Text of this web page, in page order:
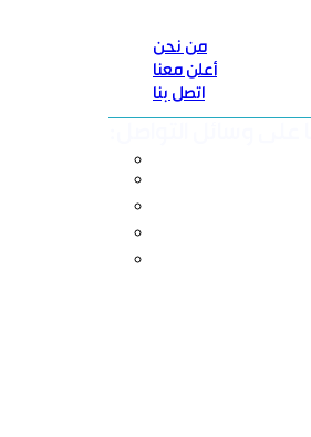
من نحن
أعلن معنا
اتصل بنا